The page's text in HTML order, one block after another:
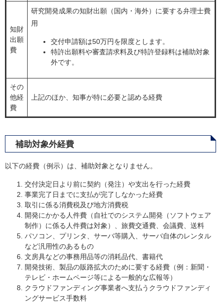
知財
出願
費
研究開発成果の知財出願（国内・海外）に要する弁理士費
用
交付申請額は50万円を限度とします。
特許出願料や審査請求料及び特許登録料は補助対象
外です。
その
他経
費
上記のほか、知事が特に必要と認める経費
補助対象外経費
以下の経費（例示）は、補助対象となりません。
交付決定日より前に契約（発注）や支出を行った経費
事業完了日までに支払が完了しなかった経費
取引に係る消費税及び地方消費税
開発にかかる人件費（自社でのシステム開発（ソフトウェア
制作）に係る人件費は対象）、旅費交通費、会議費、送料
パソコン、プリンタ、サーバ等購入、サーバ自体のレンタル
など汎用性のあるもの
文房具などの事務用品等の消耗品代、書籍代
開発技術、製品の販路拡大のために要する経費（例：新聞・
テレビ・ホームページ等による一般的な広報等）
クラウドファンディング事業者へ支払うクラウドファンディ
ングサービス手数料